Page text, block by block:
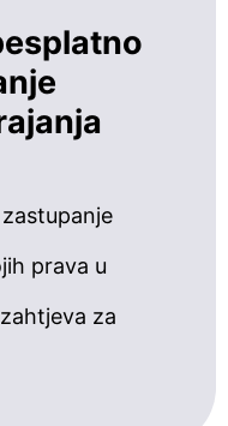
prava u
za